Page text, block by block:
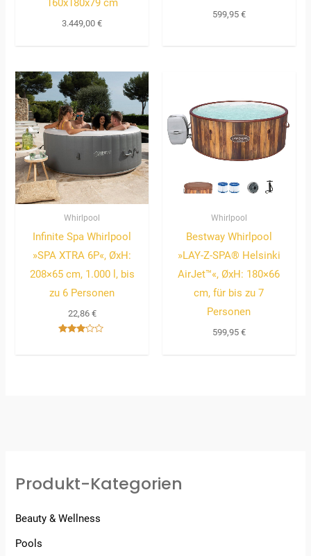
160x180x79 cm
3.449,00€
599,95 €
Whirlpool
Infinite Spa Whirlpool
»SPA XTRA 6P«, ØxH:
208×65 cm, 1.000 l, bis
zu 6 Personen
22,86 €
Whirlpool
Bestway Whirlpool
»LAY-Z-SPA® Helsinki
AirJet™«, ØxH: 180×66
cm, für bis zu 7
Personen
599,95 €
Produkt-Kategorien
Beauty & Wellness
Pools